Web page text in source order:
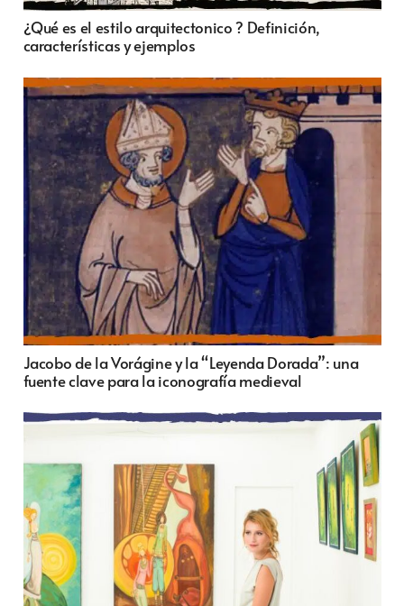
¿Qué es el estilo arquitectonico ? Definición,
características y ejemplos
Jacobo de la Vorágine y la “Leyenda Dorada”: una
fuente clave para la iconografía medieval